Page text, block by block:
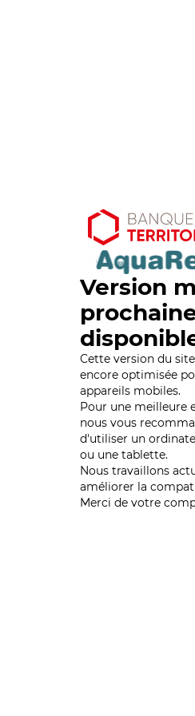
Version
Cette version du site
encore optimisée
appareils mobiles.
Pour une meilleure
nous vous
d'utiliser un
ou une tablette.
Nous travaillons
améliorer la
Merci de votre